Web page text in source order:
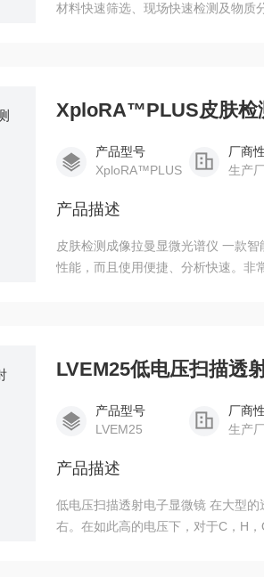
材料快速筛选、现场快速检测及物质
XploRA™PLUS皮肤检
产品型号
XploRA™PLUS
厂商
生产
产品描述
皮肤检测成像拉曼显微光谱仪 一款
性能，而且使用便捷、分析快速。非
LVEM25低电压扫描透
产品型号
LVEM25
厂商
生产
产品描述
低电压扫描透射电子显微镜 在大型
右。在如此高的电压下，对于C，H